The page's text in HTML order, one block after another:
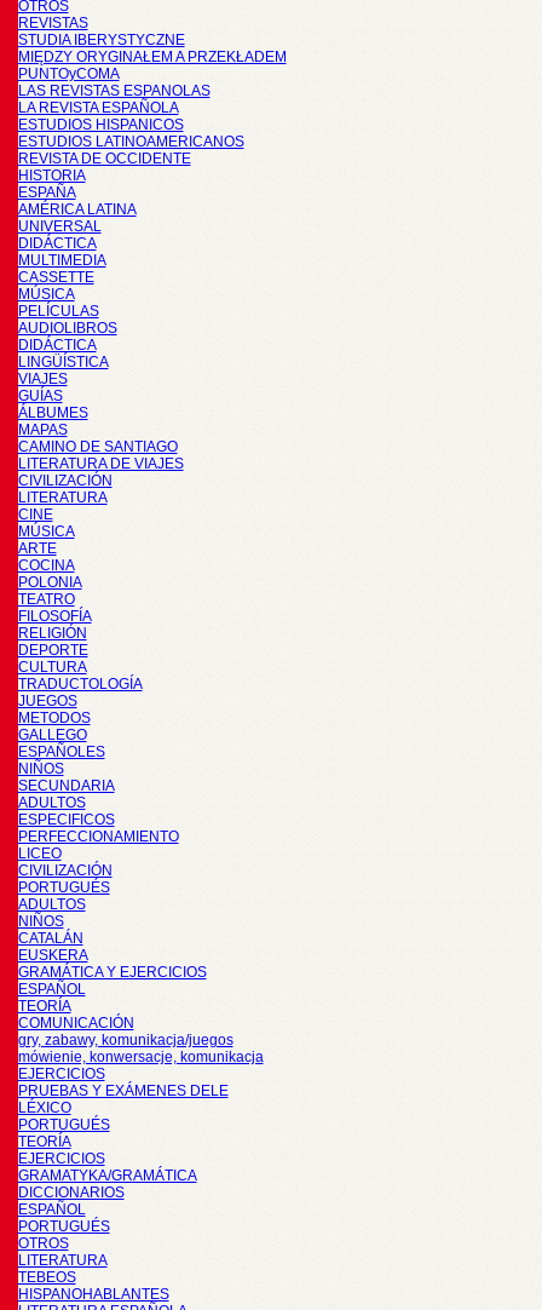
OTROS
REVISTAS
STUDIA IBERYSTYCZNE
MIĘDZY ORYGINAŁEM A PRZEKŁADEM
PUNTOyCOMA
LAS REVISTAS ESPANOLAS
LA REVISTA ESPAÑOLA
ESTUDIOS HISPANICOS
ESTUDIOS LATINOAMERICANOS
REVISTA DE OCCIDENTE
HISTORIA
ESPAÑA
AMÉRICA LATINA
UNIVERSAL
DIDÁCTICA
MULTIMEDIA
CASSETTE
MÚSICA
PELÍCULAS
AUDIOLIBROS
DIDÁCTICA
LINGÜÍSTICA
VIAJES
GUÍAS
ÁLBUMES
MAPAS
CAMINO DE SANTIAGO
LITERATURA DE VIAJES
CIVILIZACIÓN
LITERATURA
CINE
MÚSICA
ARTE
COCINA
POLONIA
TEATRO
FILOSOFÍA
RELIGIÓN
DEPORTE
CULTURA
TRADUCTOLOGÍA
JUEGOS
METODOS
GALLEGO
ESPAÑOLES
NIÑOS
SECUNDARIA
ADULTOS
ESPECIFICOS
PERFECCIONAMIENTO
LICEO
CIVILIZACIÓN
PORTUGUÉS
ADULTOS
NIÑOS
CATALÁN
EUSKERA
GRAMÁTICA Y EJERCICIOS
ESPAÑOL
TEORÍA
COMUNICACIÓN
gry, zabawy, komunikacja/juegos
mówienie, konwersacje, komunikacja
EJERCICIOS
PRUEBAS Y EXÁMENES DELE
LÉXICO
PORTUGUÉS
TEORÍA
EJERCICIOS
GRAMATYKA/GRAMÁTICA
DICCIONARIOS
ESPAÑOL
PORTUGUÉS
OTROS
LITERATURA
TEBEOS
HISPANOHABLANTES